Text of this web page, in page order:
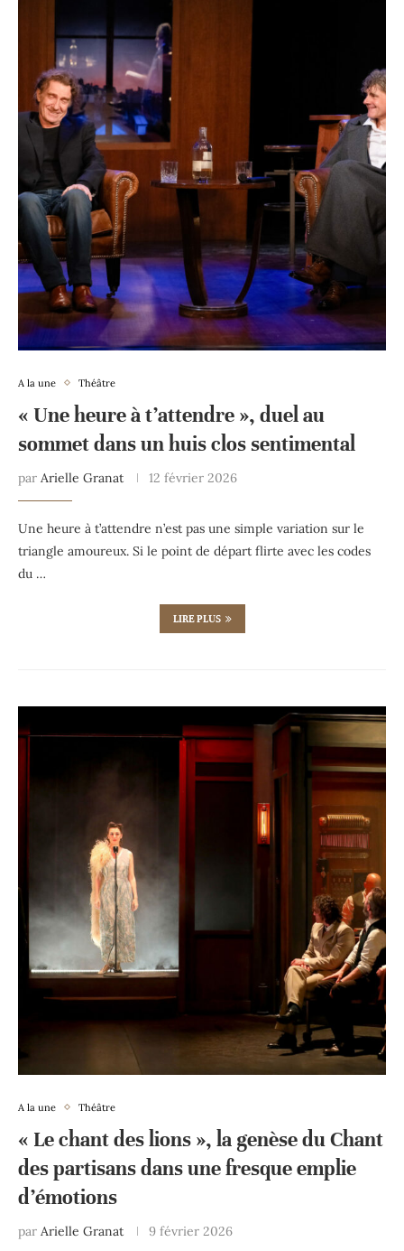
A la une Théâtre
« Une heure à t’attendre », duel au
sommet dans un huis clos sentimental
par Arielle Granat 12 février 2026
Une heure à t’attendre n’est pas une simple variation sur le
triangle amoureux. Si le point de départ flirte avec les codes
du …
LIRE PLUS
A la une Théâtre
« Le chant des lions », la genèse du Chant
des partisans dans une fresque emplie
d’émotions
par Arielle Granat 9 février 2026